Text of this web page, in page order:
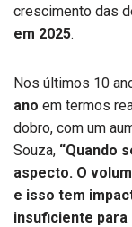
crescimento das
em 2025.
Nos últimos 10
ano em termos
dobro, com um
Souza, “Quando
aspecto. O
e isso tem
insuficiente para